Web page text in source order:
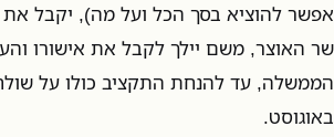
אפשר להוציא בסך הכל ועל מה), יקבל את
שר האוצר, משם יילך לקבל את אישורו
הממשלה, עד להנחת התקציב כולו על
באוגוסט.